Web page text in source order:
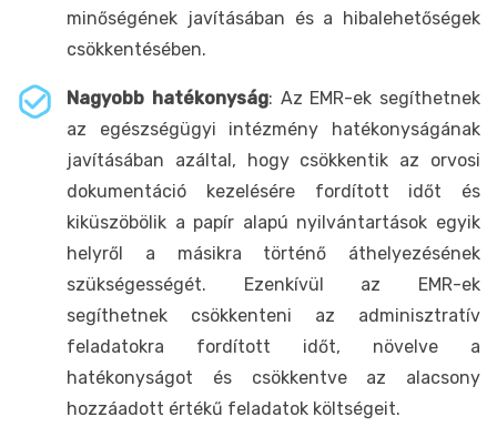
minőségének javításában és a hibalehetőségek
csökkentésében.
Nagyobb hatékonyság: Az EMR-ek segíthetnek
az egészségügyi intézmény hatékonyságának
javításában azáltal, hogy csökkentik az orvosi
dokumentáció kezelésére fordított időt és
kiküszöbölik a papír alapú nyilvántartások egyik
helyről a másikra történő áthelyezésének
szükségességét. Ezenkívül az EMR-ek
segíthetnek csökkenteni az adminisztratív
feladatokra fordított időt, növelve a
hatékonyságot és csökkentve az alacsony
hozzáadott értékű feladatok költségeit.